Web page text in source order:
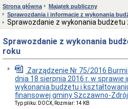
Statut
i
struktura
Urzędu
Obwieszczenia
Burmistrza
Burmistrza
Ogłoszenia
naborze
Strona główna
Majątek publiczny
Sprawozdania i informacje z wykonania
Sprawozdanie z wykonania budżetu
Sprawozdanie z wykonania
roku
Zarządzenie Nr 75/2016
dnia 18 sierpnia 2016 r. w
wykonania budżetu i
finansowej gminy Szczawno-Zdrój
Typ pliku: DOCX, Rozmiar: 14 KB